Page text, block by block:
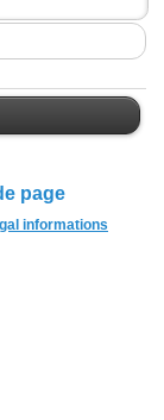
page
informations